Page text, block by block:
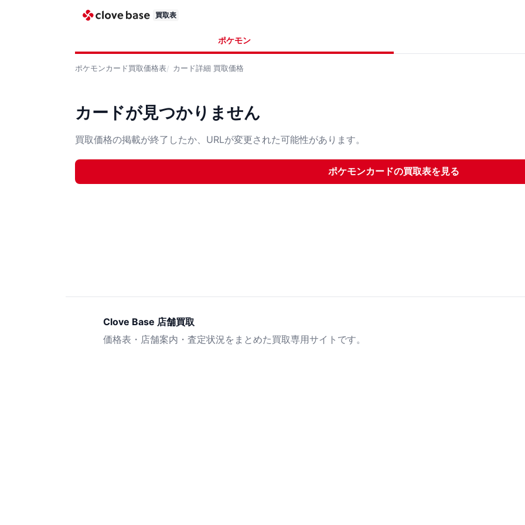
買取表
ポケモン
ポケモンカード買取価格表 カード詳細 買取価格
カードが見つかりません
買取価格の掲載が終了したか、URLが変更された可能性があります。
ポケモンカードの買取表を見る
Clove Base 店舗買取
価格表・店舗案内・査定状況をまとめた買取専用サイトです。